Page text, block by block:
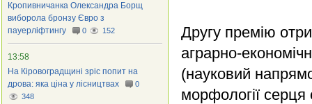
Другу премію
аграрно-
(науковий
морфології серця
Кропивничанка Олександра Борщ
виборола бронзу Євро з
пауерліфтингу
0 152
13:58
На Кіровоградщині зріс попит на
дрова: яка ціна у лісництвах
0
348